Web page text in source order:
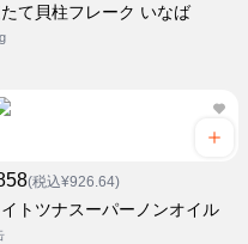
て貝柱フレーク いなば
(税込¥926.64)
トツナスーパーノンオイル